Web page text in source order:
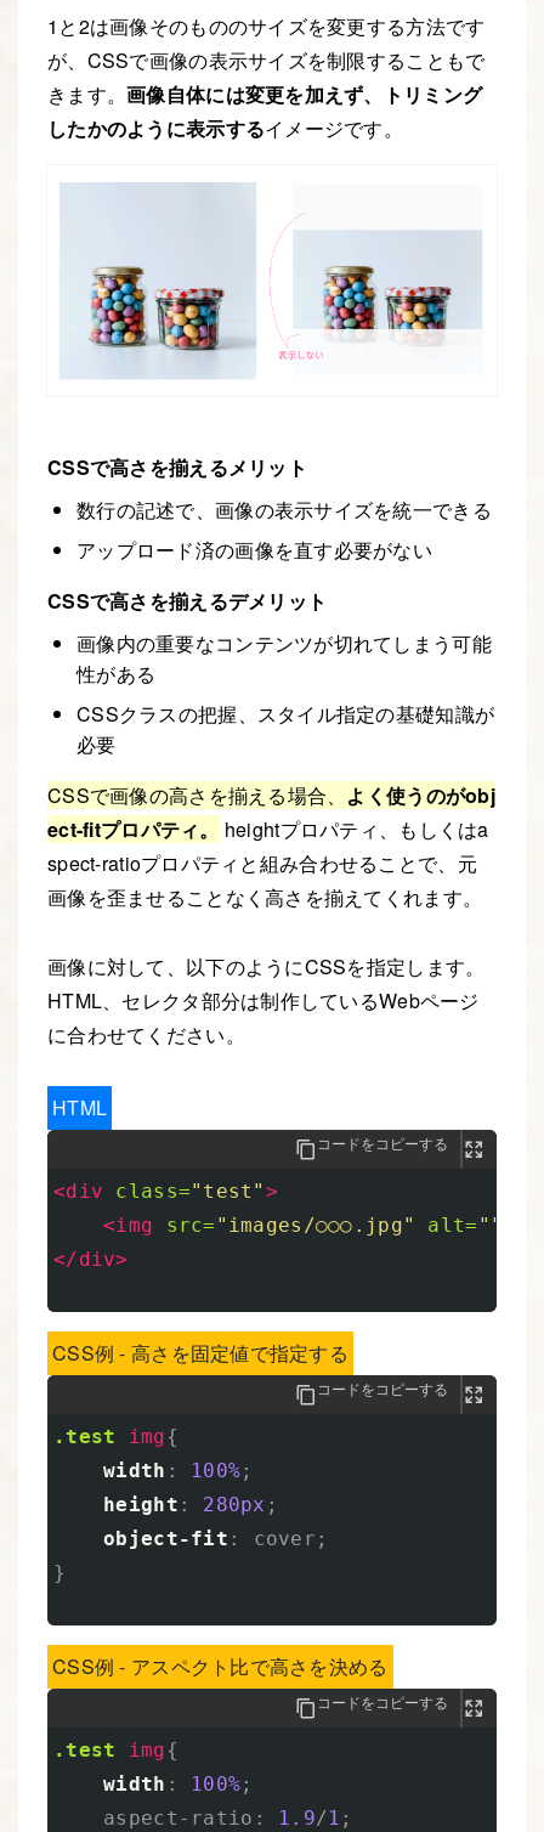
1と2は画像そのもののサイズを変更する方法です
が、CSSで画像の表示サイズを制限することもで
きます。画像自体には変更を加えず、トリミング
したかのように表示するイメージです。
CSSで高さを揃えるメリット
数行の記述で、画像の表示サイズを統一できる
アップロード済の画像を直す必要がない
CSSで高さを揃えるデメリット
画像内の重要なコンテンツが切れてしまう可能
性がある
CSSクラスの把握、スタイル指定の基礎知識が
必要
CSSで画像の高さを揃える場合、 よく使うのがobj
ect-fitプロパティ。
heightプロパティ、もしくはa
spect-ratioプロパティと組み合わせることで、元
画像を歪ませることなく高さを揃えてくれます。
画像に対して、以下のようにCSSを指定します。
HTML、セレクタ部分は制作しているWebページ
に合わせてください。
HTML
コードをコピーする
<div class="test" >
<img
src= "images/○○○.jpg" alt= ""
</div>
CSS例 - 高さを固定値で指定する
コードをコピーする
.test img{
width : 100% ;
height : 280px ;
object-fit : cover ;
}
CSS例 - アスペクト比で高さを決める
コードをコピーする
.test img{
width : 100% ;
aspect-ratio : 1.9/1 ;